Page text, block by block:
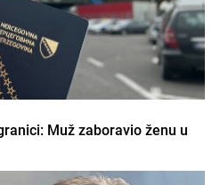
Muž zaboravio ženu u